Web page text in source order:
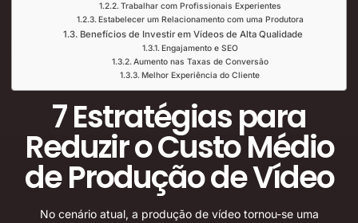
Trabalhar com Profissionais Experientes
Estabelecer um Relacionamento com uma Produtora
Benefícios de Investir em Vídeos de Alta Qualidade
Engajamento e SEO
Aumento nas Taxas de Conversão
Melhor Experiência do Cliente
7 Estratégias para
Reduzir o Custo Médio
de Produção de Vídeo
No cenário atual, a produção de vídeo tornou-se uma